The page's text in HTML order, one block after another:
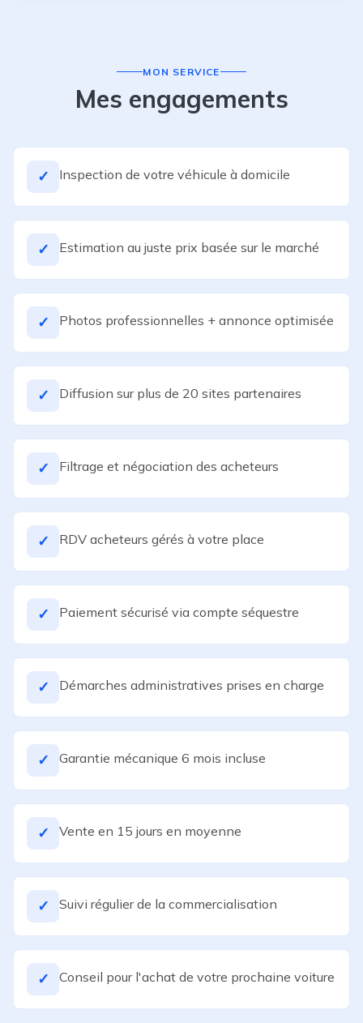
MON SERVICE
Mes engagements
✓ Inspection de votre véhicule à domicile
✓ Estimation au juste prix basée sur le marché
✓ Photos professionnelles + annonce optimisée
✓ Diffusion sur plus de 20 sites partenaires
✓ Filtrage et négociation des acheteurs
✓ RDV acheteurs gérés à votre place
✓ Paiement sécurisé via compte séquestre
✓ Démarches administratives prises en charge
✓ Garantie mécanique 6 mois incluse
✓ Vente en 15 jours en moyenne
✓ Suivi régulier de la commercialisation
✓ Conseil pour l'achat de votre prochaine voiture